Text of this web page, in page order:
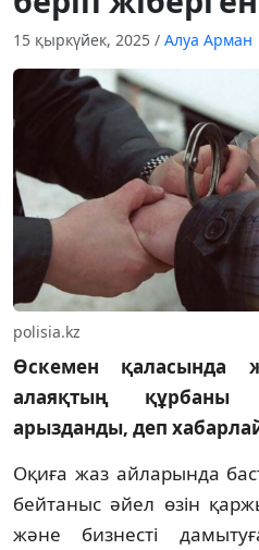
15 қыркүйек, 2025 / Алуа Арман
polisia.kz
Өскемен қаласында
алаяқтың құрбаны
арызданды, деп
Оқиға жаз айларында
бейтаныс әйел өзін
және бизнесті